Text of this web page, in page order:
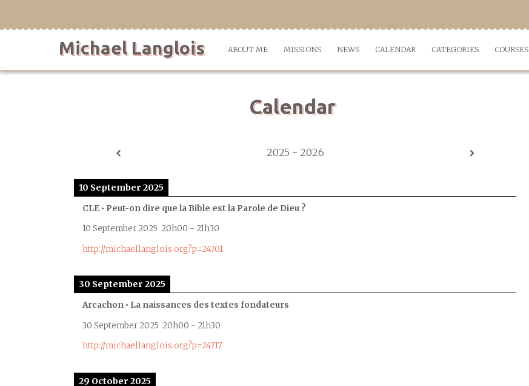
Michael Langlois ABOUT ME MISSIONS NEWS CALENDAR CATEGORIES COURSES
Calendar
2025 - 2026
10 September 2025
CLE • Peut-on dire que la Bible est la Parole de Dieu ?
10 September 2025 20h00 - 21h30
http://michaellanglois.org?p=24701
30 September 2025
Arcachon • La naissances des textes fondateurs
30 September 2025 20h00 - 21h30
http://michaellanglois.org?p=24717
29 October 2025